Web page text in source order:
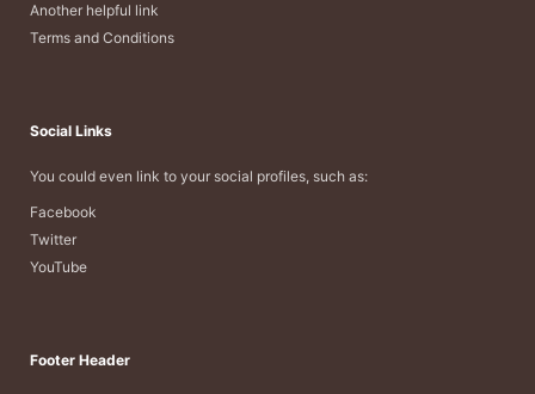
Another helpful link
Terms and Conditions
Social Links
You could even link to your social profiles, such as:
Facebook
Twitter
YouTube
Footer Header